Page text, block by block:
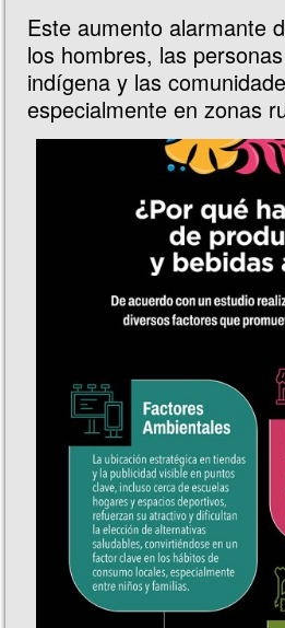
Este aumento alarmante
los hombres, las
indígena y las
especialmente en zonas